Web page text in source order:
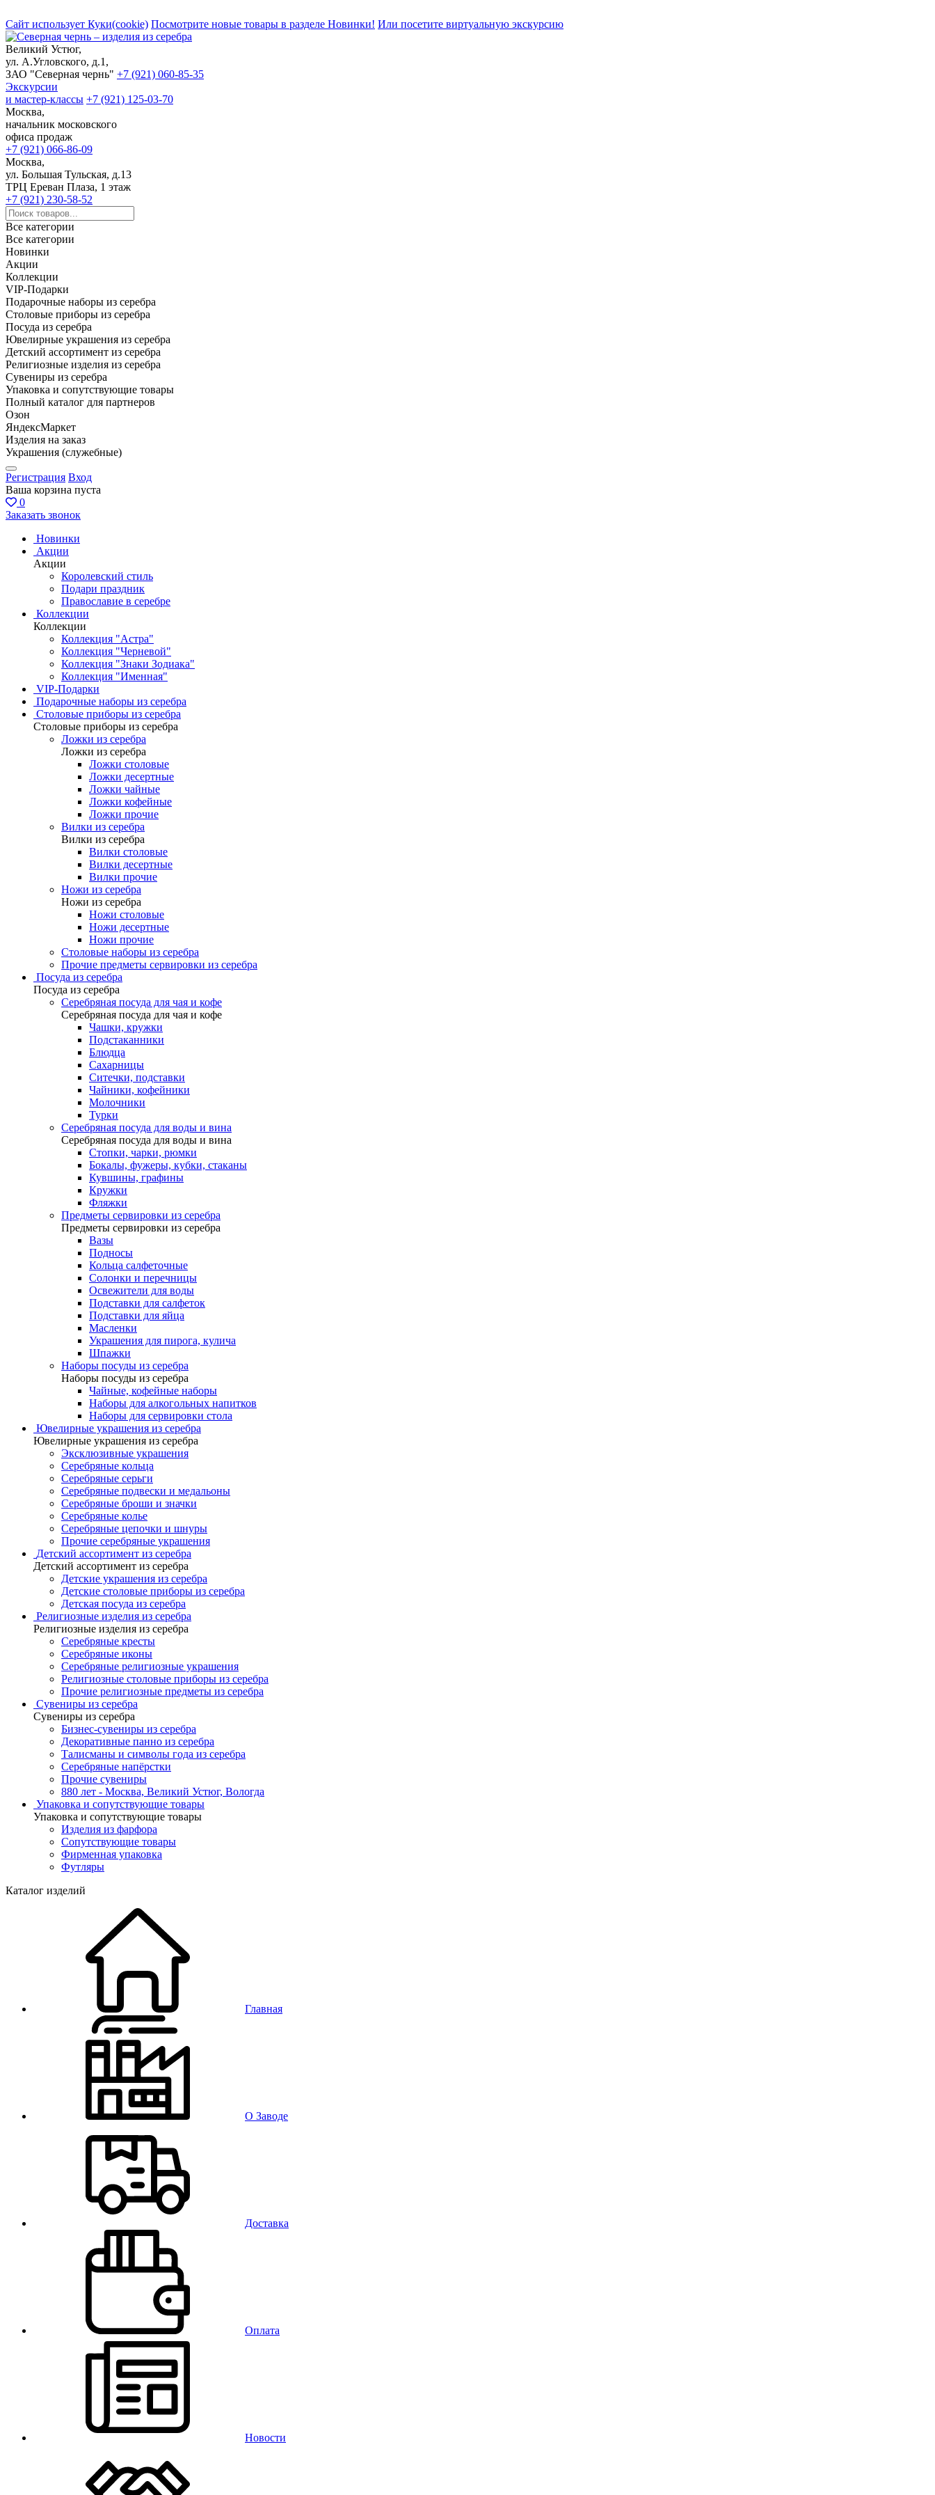
Сайт использует Куки(cookie) Посмотрите новые товары в разделе Новинки! Или посетите виртуальную экскурсию
Великий Устюг,
ул. А.Угловского, д.1,
ЗАО "Северная чернь" +7 (921) 060-85-35
Экскурсии
и мастер-классы +7 (921) 125-03-70
Москва,
начальник московского
офиса продаж
+7 (921) 066-86-09
Москва,
ул. Большая Тульская, д.13
ТРЦ Ереван Плаза, 1 этаж
+7 (921) 230-58-52
Все категории
Все категории
Новинки
Акции
Коллекции
VIP-Подарки
Подарочные наборы из серебра
Столовые приборы из серебра
Посуда из серебра
Ювелирные украшения из серебра
Детский ассортимент из серебра
Религиозные изделия из серебра
Сувениры из серебра
Упаковка и сопутствующие товары
Полный каталог для партнеров
Озон
ЯндексМаркет
Изделия на заказ
Украшения (служебные)
Регистрация Вход
Ваша корзина пуста
0
Заказать звонок
Новинки
Акции
Акции
Королевский стиль
Подари праздник
Православие в серебре
Коллекции
Коллекции
Коллекция "Астра"
Коллекция "Черневой"
Коллекция "Знаки Зодиака"
Коллекция "Именная"
VIP-Подарки
Подарочные наборы из серебра
Столовые приборы из серебра
Столовые приборы из серебра
Ложки из серебра
Ложки из серебра
Ложки столовые
Ложки десертные
Ложки чайные
Ложки кофейные
Ложки прочие
Вилки из серебра
Вилки из серебра
Вилки столовые
Вилки десертные
Вилки прочие
Ножи из серебра
Ножи из серебра
Ножи столовые
Ножи десертные
Ножи прочие
Столовые наборы из серебра
Прочие предметы сервировки из серебра
Посуда из серебра
Посуда из серебра
Серебряная посуда для чая и кофе
Серебряная посуда для чая и кофе
Чашки, кружки
Подстаканники
Блюдца
Сахарницы
Ситечки, подставки
Чайники, кофейники
Молочники
Турки
Серебряная посуда для воды и вина
Серебряная посуда для воды и вина
Стопки, чарки, рюмки
Бокалы, фужеры, кубки, стаканы
Кувшины, графины
Кружки
Фляжки
Предметы сервировки из серебра
Предметы сервировки из серебра
Вазы
Подносы
Кольца салфеточные
Солонки и перечницы
Освежители для воды
Подставки для салфеток
Подставки для яйца
Масленки
Украшения для пирога, кулича
Шпажки
Наборы посуды из серебра
Наборы посуды из серебра
Чайные, кофейные наборы
Наборы для алкогольных напитков
Наборы для сервировки стола
Ювелирные украшения из серебра
Ювелирные украшения из серебра
Эксклюзивные украшения
Серебряные кольца
Серебряные серьги
Серебряные подвески и медальоны
Серебряные броши и значки
Серебряные колье
Серебряные цепочки и шнуры
Прочие серебряные украшения
Детский ассортимент из серебра
Детский ассортимент из серебра
Детские украшения из серебра
Детские столовые приборы из серебра
Детская посуда из серебра
Религиозные изделия из серебра
Религиозные изделия из серебра
Серебряные кресты
Серебряные иконы
Серебряные религиозные украшения
Религиозные столовые приборы из серебра
Прочие религиозные предметы из серебра
Сувениры из серебра
Сувениры из серебра
Бизнес-сувениры из серебра
Декоративные панно из серебра
Талисманы и символы года из серебра
Серебряные напёрстки
Прочие сувениры
880 лет - Москва, Великий Устюг, Вологда
Упаковка и сопутствующие товары
Упаковка и сопутствующие товары
Изделия из фарфора
Сопутствующие товары
Фирменная упаковка
Футляры
Каталог изделий
Главная
О Заводе
Доставка
Оплата
Новости